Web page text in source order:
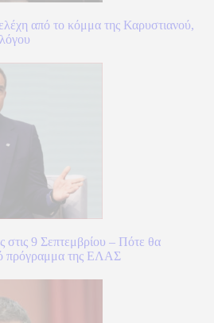
από το κόμμα της Καρυστιανού,
9 Σεπτεμβρίου – Πότε θα
πρόγραμμα της ΕΛΑΣ